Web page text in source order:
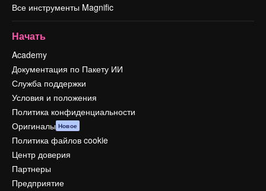
Все инструменты Magnific
Начать
Academy
Документация по Пакету ИИ
Служба поддержки
Условия и положения
Политика конфиденциальности
Оригиналы Новое
Политика файлов cookie
Центр доверия
Партнеры
Предприятие